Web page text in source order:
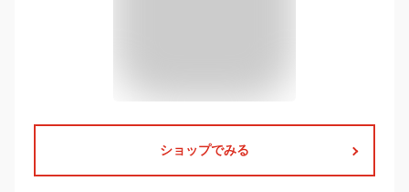
ショップでみる